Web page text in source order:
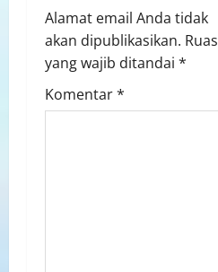
Alamat email Anda tidak
akan dipublikasikan. Ruas
yang wajib ditandai *
Komentar*